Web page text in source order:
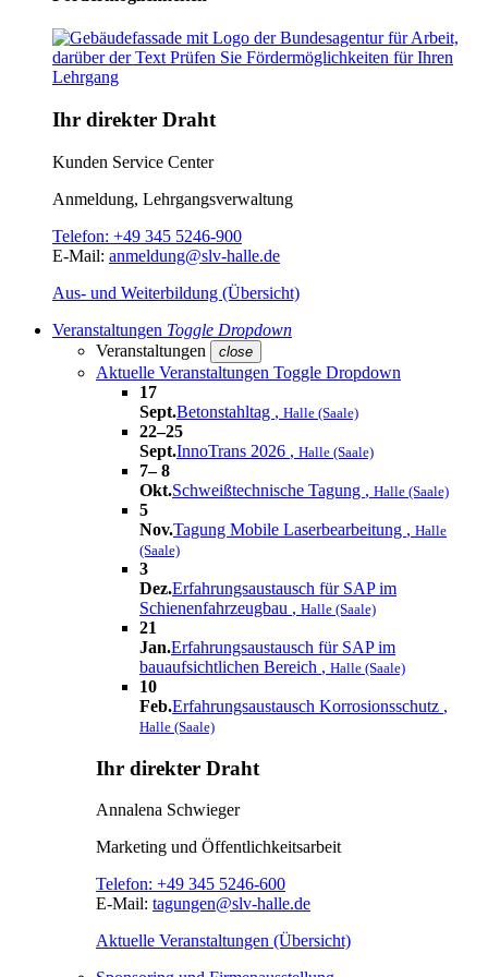
Ihr direkter Draht
Kunden Service Center
Anmeldung, Lehrgangsverwaltung
Telefon: +49 345 5246-900
E-Mail: anmeldung@slv-halle.de
Aus- und Weiterbildung (Übersicht)
Veranstaltungen Toggle Dropdown
Veranstaltungen
close
Aktuelle Veranstaltungen Toggle Dropdown
17
Sept.Betonstahltag , Halle (Saale)
22–25
Sept.InnoTrans 2026 , Halle (Saale)
7– 8
Okt.Schweißtechnische Tagung , Halle (Saale)
5
Nov.Tagung Mobile Laserbearbeitung , Halle
(Saale)
3
Dez.Erfahrungsaustausch für SAP im
Schienenfahrzeugbau , Halle (Saale)
21
Jan.Erfahrungsaustausch für SAP im
bauaufsichtlichen Bereich , Halle (Saale)
10
Feb.Erfahrungsaustausch Korrosionsschutz ,
Halle (Saale)
Ihr direkter Draht
Annalena Schwieger
Marketing und Öffentlichkeitsarbeit
Telefon: +49 345 5246-600
E-Mail: tagungen@slv-halle.de
Aktuelle Veranstaltungen (Übersicht)